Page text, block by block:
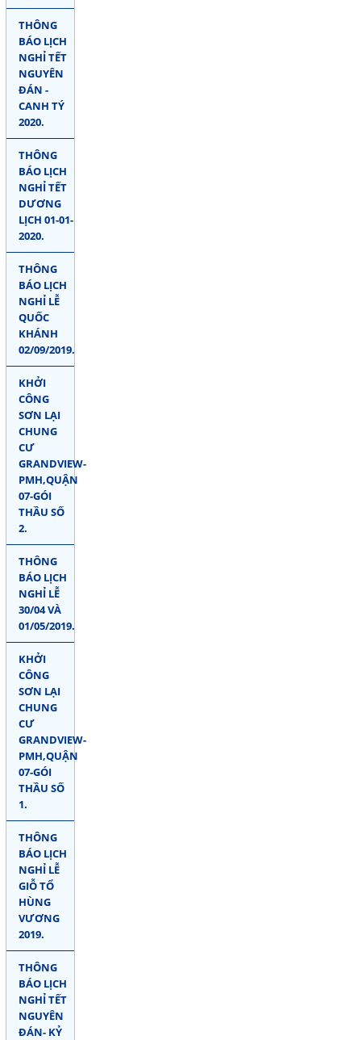
THÔNG
BÁO LỊCH
NGHỈ TẾT
NGUYÊN
ĐÁN -
CANH TÝ
2020.
THÔNG
BÁO LỊCH
NGHỈ TẾT
DƯƠNG
LỊCH 01-01-
2020.
THÔNG
BÁO LỊCH
NGHỈ LỄ
QUỐC
KHÁNH
02/09/2019.
KHỞI
CÔNG
SƠN LẠI
CHUNG
CƯ
GRANDVIEW-
PMH,QUẬN
07-GÓI
THẦU SỐ
2.
THÔNG
BÁO LỊCH
NGHỈ LỄ
30/04 VÀ
01/05/2019.
KHỞI
CÔNG
SƠN LẠI
CHUNG
CƯ
GRANDVIEW-
PMH,QUẬN
07-GÓI
THẦU SỐ
1.
THÔNG
BÁO LỊCH
NGHỈ LỄ
GIỖ TỔ
HÙNG
VƯƠNG
2019.
THÔNG
BÁO LỊCH
NGHỈ TẾT
NGUYÊN
ĐÁN- KỶ